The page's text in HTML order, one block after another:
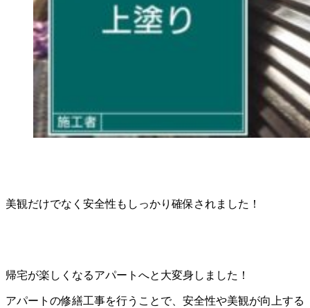
美観だけでなく安全性もしっかり確保されました！
帰宅が楽しくなるアパートへと大変身しました！
アパートの修繕工事を行うことで、 安全性や美観が向上する